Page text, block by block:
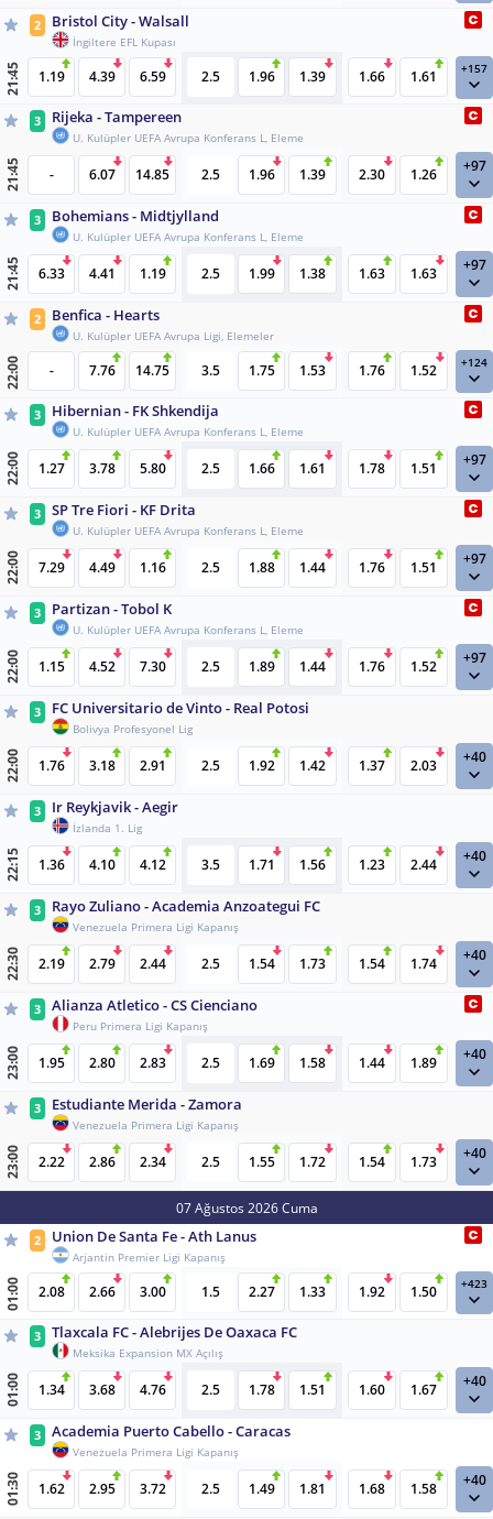
2 Bristol City - Walsall
İngiltere EFL Kupası
21:45 1.19 4.39 6.59 2.5 1.96 1.39 1.66 1.61 +157
3 Rijeka - Tampereen
U. Kulüpler UEFA Avrupa Konferans L, Eleme
21:45 - 6.07 14.85 2.5 1.96 1.39 2.30 1.26 +97
3 Bohemians - Midtjylland
U. Kulüpler UEFA Avrupa Konferans L, Eleme
21:45 6.33 4.41 1.19 2.5 1.99 1.38 1.63 1.63 +97
2 Benfica - Hearts
U. Kulüpler UEFA Avrupa Ligi, Elemeler
22:00 - 7.76 14.75 3.5 1.75 1.53 1.76 1.52 +124
3 Hibernian - FK Shkendija
U. Kulüpler UEFA Avrupa Konferans L, Eleme
22:00 1.27 3.78 5.80 2.5 1.66 1.61 1.78 1.51 +97
3 SP Tre Fiori - KF Drita
U. Kulüpler UEFA Avrupa Konferans L, Eleme
22:00 7.29 4.49 1.16 2.5 1.88 1.44 1.76 1.51 +97
3 Partizan - Tobol K
U. Kulüpler UEFA Avrupa Konferans L, Eleme
22:00 1.15 4.52 7.30 2.5 1.89 1.44 1.76 1.52 +97
3 FC Universitario de Vinto - Real Potosi
Bolivya Profesyonel Lig
22:00 1.76 3.18 2.91 2.5 1.92 1.42 1.37 2.03 +40
3 Ir Reykjavik - Aegir
İzlanda 1. Lig
22:15 1.36 4.10 4.12 3.5 1.71 1.56 1.23 2.44 +40
3 Rayo Zuliano - Academia Anzoategui FC
Venezuela Primera Ligi Kapanış
22:30 2.19 2.79 2.44 2.5 1.54 1.73 1.54 1.74 +40
3 Alianza Atletico - CS Cienciano
Peru Primera Ligi Kapanış
23:00 1.95 2.80 2.83 2.5 1.69 1.58 1.44 1.89 +40
3 Estudiante Merida - Zamora
Venezuela Primera Ligi Kapanış
23:00 2.22 2.86 2.34 2.5 1.55 1.72 1.54 1.73 +40
07 Ağustos 2026 Cuma
2 Union De Santa Fe - Ath Lanus
Arjantin Premier Ligi Kapanış
01:00 2.08 2.66 3.00 1.5 2.27 1.33 1.92 1.50 +423
3 Tlaxcala FC - Alebrijes De Oaxaca FC
Meksika Expansion MX Açılış
01:00 1.34 3.68 4.76 2.5 1.78 1.51 1.60 1.67 +40
3 Academia Puerto Cabello - Caracas
Venezuela Primera Ligi Kapanış
01:30 1.62 2.95 3.72 2.5 1.49 1.81 1.68 1.58 +40